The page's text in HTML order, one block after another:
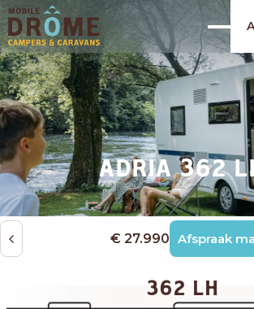
ADRIA 362
€ 27.990 Afspraak
362 LH